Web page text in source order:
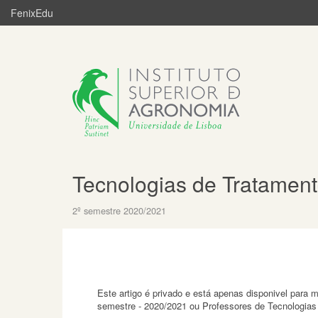
FenixEdu
Tecnologias de
2º semestre 2020/2021
Este artigo é privado e está apenas disponivel para
semestre - 2020/2021 ou Professores de